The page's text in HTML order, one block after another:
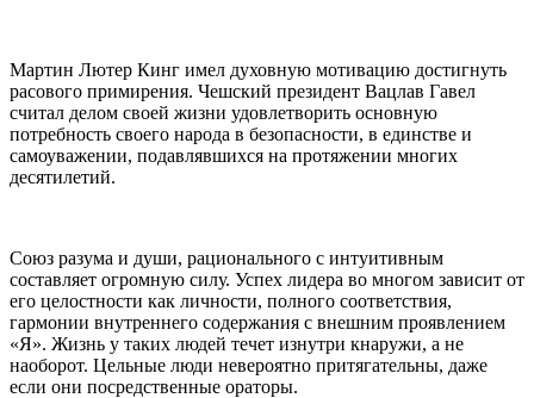
Мартин Лютер Кинг имел духовную мотивацию достигнуть
расового примирения. Чешский президент Вацлав Гавел
считал делом своей жизни удовлетворить основную
потребность своего народа в безопасности, в единстве и
самоуважении, подавлявшихся на протяжении многих
десятилетий.
Союз разума и души, рационального с интуитивным
составляет огромную силу. Успех лидера во многом зависит от
его целостности как личности, полного соответствия,
гармонии внутреннего содержания с внешним проявлением
«Я». Жизнь у таких людей течет изнутри кнаружи, а не
наоборот. Цельные люди невероятно притягательны, даже
если они посредственные ораторы.